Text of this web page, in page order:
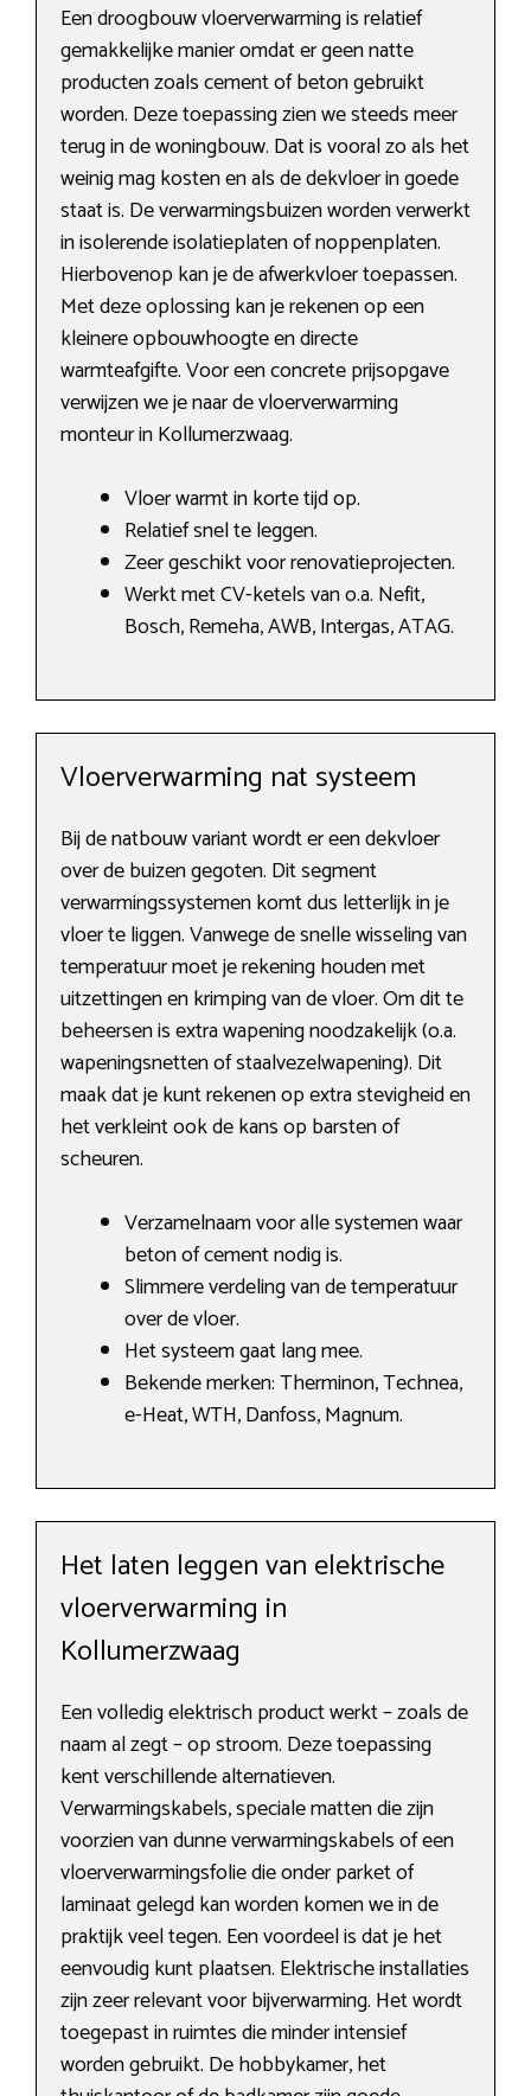
Een droogbouw vloerverwarming is relatief
gemakkelijke manier omdat er geen natte
producten zoals cement of beton gebruikt
worden. Deze toepassing zien we steeds meer
terug in de woningbouw. Dat is vooral zo als het
weinig mag kosten en als de dekvloer in goede
staat is. De verwarmingsbuizen worden verwerkt
in isolerende isolatieplaten of noppenplaten.
Hierbovenop kan je de afwerkvloer toepassen.
Met deze oplossing kan je rekenen op een
kleinere opbouwhoogte en directe
warmteafgifte. Voor een concrete prijsopgave
verwijzen we je naar de vloerverwarming
monteur in Kollumerzwaag.
Vloer warmt in korte tijd op.
Relatief snel te leggen.
Zeer geschikt voor renovatieprojecten.
Werkt met CV-ketels van o.a. Nefit,
Bosch, Remeha, AWB, Intergas, ATAG.
Vloerverwarming nat systeem
Bij de natbouw variant wordt er een dekvloer
over de buizen gegoten. Dit segment
verwarmingssystemen komt dus letterlijk in je
vloer te liggen. Vanwege de snelle wisseling van
temperatuur moet je rekening houden met
uitzettingen en krimping van de vloer. Om dit te
beheersen is extra wapening noodzakelijk (o.a.
wapeningsnetten of staalvezelwapening). Dit
maak dat je kunt rekenen op extra stevigheid en
het verkleint ook de kans op barsten of
scheuren.
Verzamelnaam voor alle systemen waar
beton of cement nodig is.
Slimmere verdeling van de temperatuur
over de vloer.
Het systeem gaat lang mee.
Bekende merken: Therminon, Technea,
e-Heat, WTH, Danfoss, Magnum.
Het laten leggen van elektrische
vloerverwarming in
Kollumerzwaag
Een volledig elektrisch product werkt – zoals de
naam al zegt – op stroom. Deze toepassing
kent verschillende alternatieven.
Verwarmingskabels, speciale matten die zijn
voorzien van dunne verwarmingskabels of een
vloerverwarmingsfolie die onder parket of
laminaat gelegd kan worden komen we in de
praktijk veel tegen. Een voordeel is dat je het
eenvoudig kunt plaatsen. Elektrische installaties
zijn zeer relevant voor bijverwarming. Het wordt
toegepast in ruimtes die minder intensief
worden gebruikt. De hobbykamer, het